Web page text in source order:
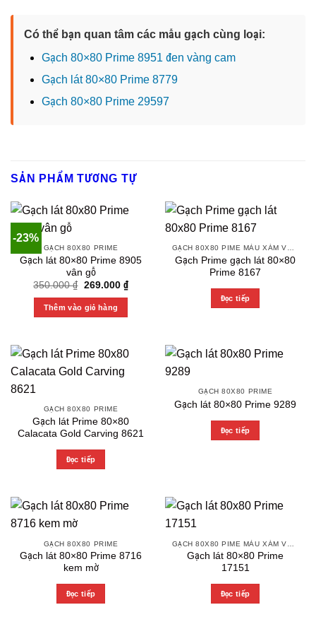
Có thể bạn quan tâm các mẫu gạch cùng loại:
Gạch 80×80 Prime 8951 đen vàng cam
Gạch lát 80×80 Prime 8779
Gạch 80×80 Prime 29597
SẢN PHẨM TƯƠNG TỰ
-23%
GẠCH 80X80 PRIME
Gạch lát 80×80 Prime 8905
vân gỗ
350.000₫ Original
was:
350.000 ₫.
269.000 ₫Current
price
Thêm vào giỏ hàng
GẠCH 80X80 PIME MÀU XÁM VÀ CÁC MÀU VÂN SÁNG NHẸ
Gạch Prime gạch lát 80×80
Prime 8167
Đọc tiếp
GẠCH 80X80 PRIME
Gạch lát Prime 80×80
Calacata Gold Carving 8621
Đọc tiếp
GẠCH 80X80 PRIME
Gạch lát 80×80 Prime 9289
Đọc tiếp
GẠCH 80X80 PRIME
Gạch lát 80×80 Prime 8716
kem mờ
Đọc tiếp
Gạch lát 80×80 Prime
17151
Đọc tiếp